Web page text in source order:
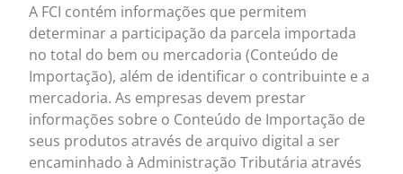
A FCI contém informações que permitem
determinar a participação da parcela importada
no total do bem ou mercadoria (Conteúdo de
Importação), além de identificar o contribuinte e a
mercadoria. As empresas devem prestar
informações sobre o Conteúdo de Importação de
seus produtos através de arquivo digital a ser
encaminhado à Administração Tributária através